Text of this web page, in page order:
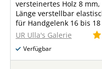
versteinertes Holz 8
Länge verstellbar
für Handgelenk 16 bis 18
UR Ulla's Galerie
Verfügbar